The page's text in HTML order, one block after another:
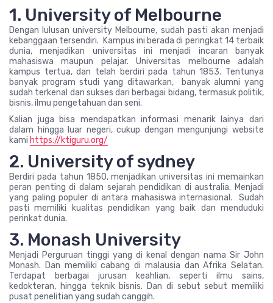
1. University of Melbourne
Dengan lulusan university Melbourne, sudah pasti akan menjadi
kebanggaan tersendiri. Kampus ini berada di peringkat 14 terbaik
dunia, menjadikan universitas ini menjadi incaran banyak
mahasiswa maupun pelajar. Universitas melbourne adalah
kampus tertua, dan telah berdiri pada tahun 1853. Tentunya
banyak program studi yang ditawarkan, banyak alumni yang
sudah terkenal dan sukses dari berbagai bidang, termasuk politik,
bisnis, ilmu pengetahuan dan seni.
Kalian juga bisa mendapatkan informasi menarik lainya dari
dalam hingga luar negeri, cukup dengan mengunjungi website
kami https://ktiguru.org/
2. University of sydney
Berdiri pada tahun 1850, menjadikan universitas ini memainkan
peran penting di dalam sejarah pendidikan di australia. Menjadi
yang paling populer di antara mahasiswa internasional. Sudah
pasti memiliki kualitas pendidikan yang baik dan menduduki
perinkat dunia.
3. Monash University
Menjadi Perguruan tinggi yang di kenal dengan nama Sir John
Monash. Dan memiliki cabang di malausia dan Afrika Selatan.
Terdapat berbagai jurusan keahlian, seperti ilmu sains,
kedokteran, hingga teknik bisnis. Dan di sebut sebut memiliki
pusat penelitian yang sudah canggih.